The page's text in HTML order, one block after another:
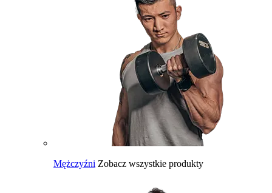
Mężczyźni Zobacz wszystkie produkty